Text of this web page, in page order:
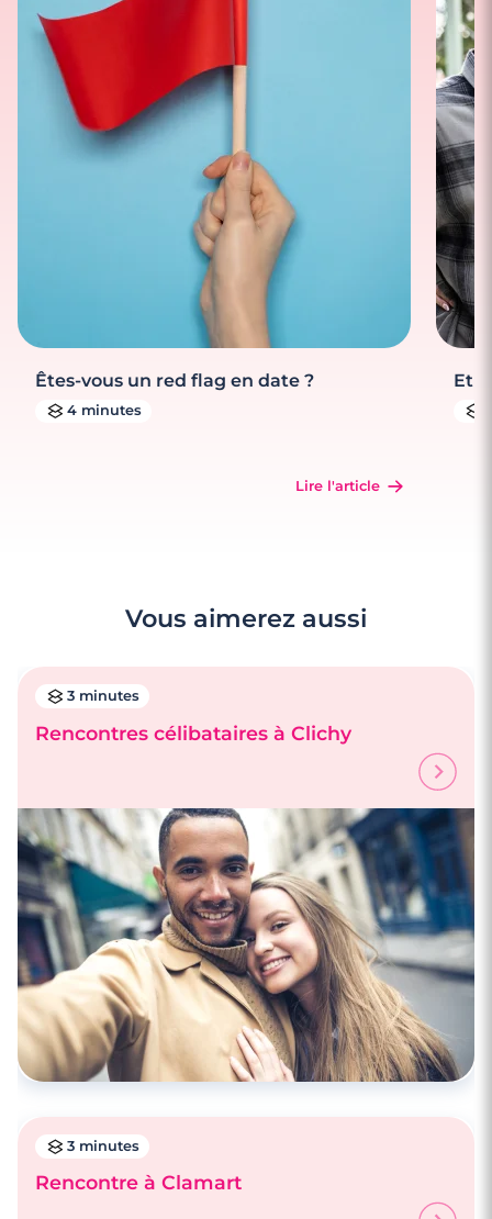
Êtes-vous un red flag en date ?
4 minutes
Lire l'article
Et
Vous aimerez aussi
3 minutes
Rencontres célibataires à Clichy
3 minutes
Rencontre à Clamart